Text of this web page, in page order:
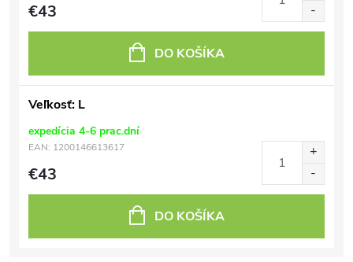
€43
DO KOŠÍKA
Veľkosť: L
expedícia 4-6 prac.dní
EAN: 1200146613617
€43
DO KOŠÍKA